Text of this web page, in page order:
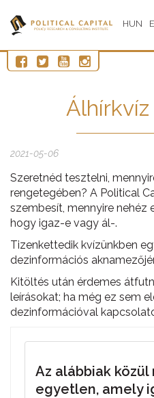
HUN
Álhírkvíz
2021-05-06
Szeretnéd tesztelni,
rengetegében? A Political
szembesít, mennyire nehéz
hogy igaz-e vagy ál-.
Tizenkettedik kvízünkben
dezinformációs
Kitöltés után érdemes
leírásokat; ha még ez sem
dezinformációval
Az alábbiak
egyetlen, amely